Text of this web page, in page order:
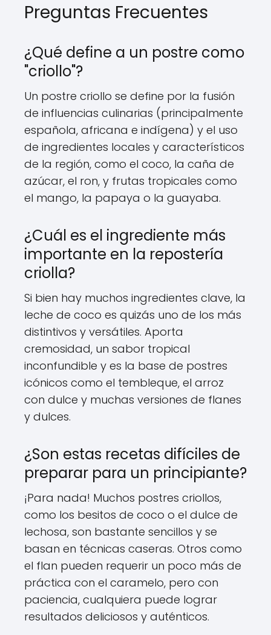
Preguntas Frecuentes
¿Qué define a un postre como
"criollo"?
Un postre criollo se define por la fusión
de influencias culinarias (principalmente
española, africana e indígena) y el uso
de ingredientes locales y característicos
de la región, como el coco, la caña de
azúcar, el ron, y frutas tropicales como
el mango, la papaya o la guayaba.
¿Cuál es el ingrediente más
importante en la repostería
criolla?
Si bien hay muchos ingredientes clave, la
leche de coco es quizás uno de los más
distintivos y versátiles. Aporta
cremosidad, un sabor tropical
inconfundible y es la base de postres
icónicos como el tembleque, el arroz
con dulce y muchas versiones de flanes
y dulces.
¿Son estas recetas difíciles de
preparar para un principiante?
¡Para nada! Muchos postres criollos,
como los besitos de coco o el dulce de
lechosa, son bastante sencillos y se
basan en técnicas caseras. Otros como
el flan pueden requerir un poco más de
práctica con el caramelo, pero con
paciencia, cualquiera puede lograr
resultados deliciosos y auténticos.